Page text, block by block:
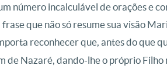
número incalculável de orações e
que não só resume sua visão
reconhecer que, antes do que
de Nazaré, dando-lhe o próprio Filho